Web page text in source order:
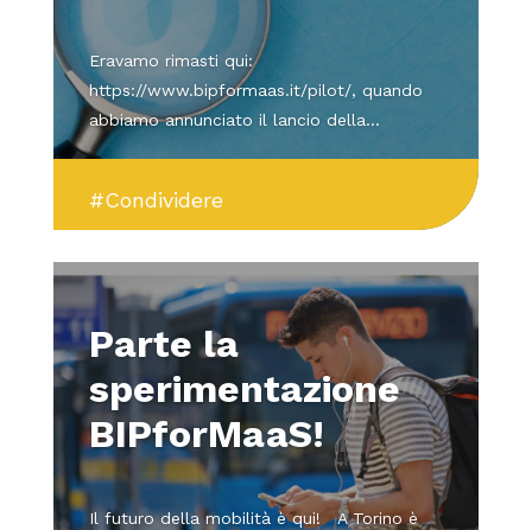
#Condividere
Eravamo rimasti qui:
https://www.bipformaas.it/pilot/, quando
abbiamo annunciato il lancio della...
Parte la
sperimentazione
BIPforMaaS!
Il futuro della mobilità è qui! A Torino è